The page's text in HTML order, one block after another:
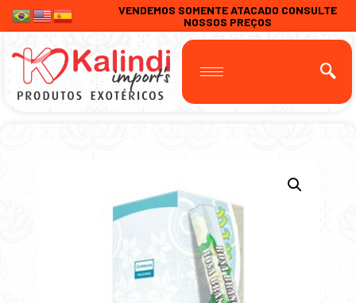
VENDEMOS SOMENTE ATACADO CONSULTE
NOSSOS PREÇOS